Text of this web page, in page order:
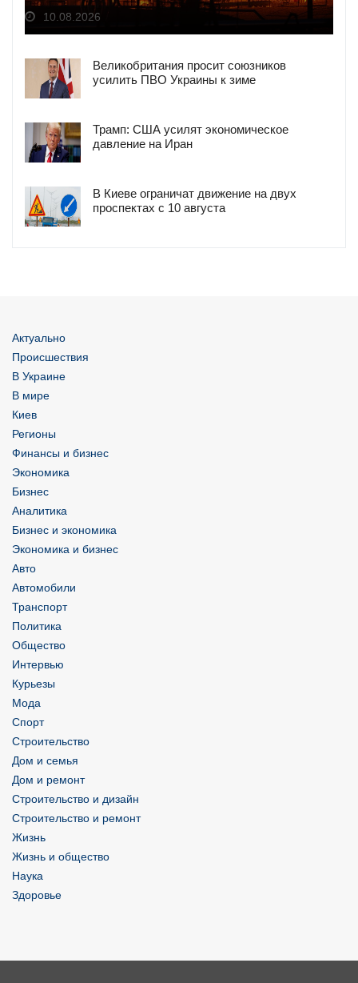
10.08.2026
Великобритания просит союзников
усилить ПВО Украины к зиме
Трамп: США усилят экономическое
давление на Иран
В Киеве ограничат движение на двух
проспектах с 10 августа
Актуально
Происшествия
В Украине
В мире
Киев
Регионы
Финансы и бизнес
Экономика
Бизнес
Аналитика
Бизнес и экономика
Экономика и бизнес
Авто
Автомобили
Транспорт
Политика
Общество
Интервью
Курьезы
Мода
Спорт
Строительство
Дом и семья
Дом и ремонт
Строительство и дизайн
Строительство и ремонт
Жизнь
Жизнь и общество
Наука
Здоровье